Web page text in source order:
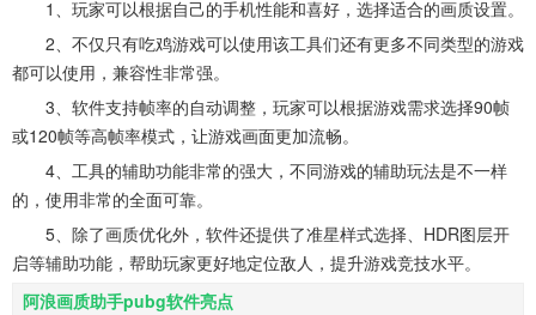
1、玩家可以根据自己的手机性能和喜好，选择适合的画质设置。
2、不仅只有吃鸡游戏可以使用该工具们还有更多不同类型的游戏
都可以使用，兼容性非常强。
3、软件支持帧率的自动调整，玩家可以根据游戏需求选择90帧
或120帧等高帧率模式，让游戏画面更加流畅。
4、工具的辅助功能非常的强大，不同游戏的辅助玩法是不一样
的，使用非常的全面可靠。
5、除了画质优化外，软件还提供了准星样式选择、HDR图层开
启等辅助功能，帮助玩家更好地定位敌人，提升游戏竞技水平。
阿浪画质助手pubg软件亮点